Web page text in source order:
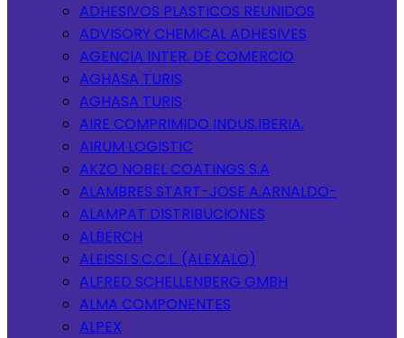
ADHESIVOS PLASTICOS REUNIDOS
ADVISORY CHEMICAL ADHESIVES
AGENCIA INTER. DE COMERCIO
AGHASA TURIS
AGHASA TURIS
AIRE COMPRIMIDO INDUS.IBERIA.
AIRUM LOGISTIC
AKZO NOBEL COATINGS S.A
ALAMBRES START-JOSE A.ARNALDO-
ALAMPAT DISTRIBUCIONES
ALBERCH
ALEISSI S.C.C.L. (ALEXALO)
ALFRED SCHELLENBERG GMBH
ALMA COMPONENTES
ALPEX